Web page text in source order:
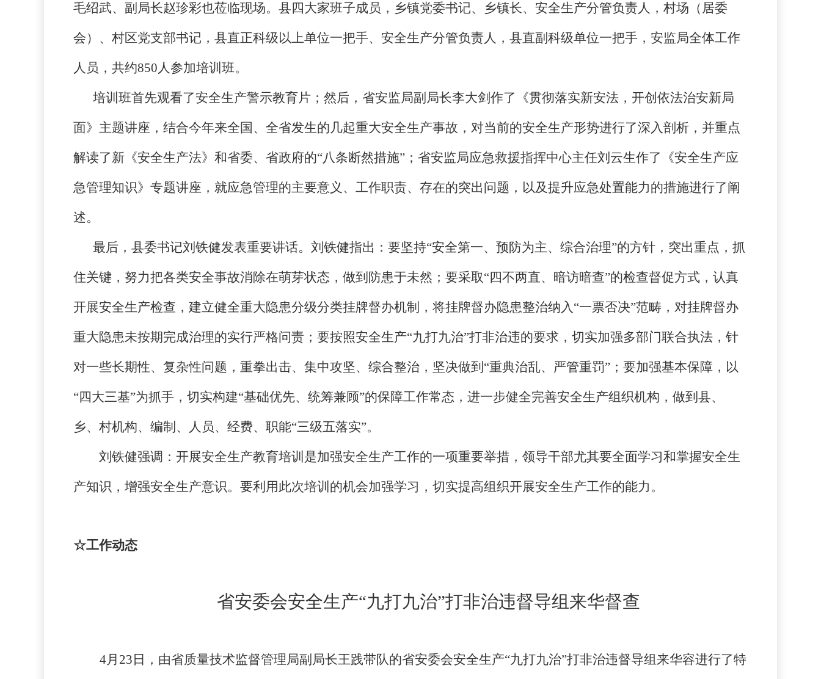
毛绍武、副局长赵珍彩也莅临现场。县四大家班子成员，乡镇党委书记、乡镇长、安全生产分管负责人，村场（居委
会）、村区党支部书记，县直正科级以上单位一把手、安全生产分管负责人，县直副科级单位一把手，安监局全体工作
人员，共约850人参加培训班。
培训班首先观看了安全生产警示教育片；然后，省安监局副局长李大剑作了《贯彻落实新安法，开创依法治安新局
面》主题讲座，结合今年来全国、全省发生的几起重大安全生产事故，对当前的安全生产形势进行了深入剖析，并重点
解读了新《安全生产法》和省委、省政府的“八条断然措施”；省安监局应急救援指挥中心主任刘云生作了《安全生产应
急管理知识》专题讲座，就应急管理的主要意义、工作职责、存在的突出问题，以及提升应急处置能力的措施进行了阐
述。
最后，县委书记刘铁健发表重要讲话。刘铁健指出：要坚持“安全第一、预防为主、综合治理”的方针，突出重点，抓
住关键，努力把各类安全事故消除在萌芽状态，做到防患于未然；要采取“四不两直、暗访暗查”的检查督促方式，认真
开展安全生产检查，建立健全重大隐患分级分类挂牌督办机制，将挂牌督办隐患整治纳入“一票否决”范畴，对挂牌督办
重大隐患未按期完成治理的实行严格问责；要按照安全生产“九打九治”打非治违的要求，切实加强多部门联合执法，针
对一些长期性、复杂性问题，重拳出击、集中攻坚、综合整治，坚决做到“重典治乱、严管重罚”；要加强基本保障，以
“四大三基”为抓手，切实构建“基础优先、统筹兼顾”的保障工作常态，进一步健全完善安全生产组织机构，做到县、
乡、村机构、编制、人员、经费、职能“三级五落实”。
刘铁健强调：开展安全生产教育培训是加强安全生产工作的一项重要举措，领导干部尤其要全面学习和掌握安全生
产知识，增强安全生产意识。要利用此次培训的机会加强学习，切实提高组织开展安全生产工作的能力。
☆工作动态
省安委会安全生产“九打九治”打非治违督导组来华督查
4月 23 日，由省质量技术监督管理局副局长王践带队的省安委会安全生产“九打九治”打非治违督导组来华容进行了特